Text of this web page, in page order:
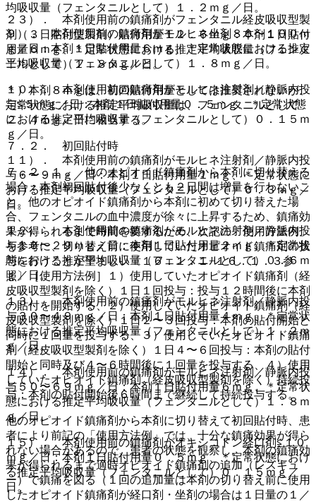
２３）． 本剤使用前の鎮痛剤がフェンタニル経皮吸収型製
剤（３日貼付型製剤）貼付用量１２．６ｍｇ：本剤１日貼付
用量６ｍｇ、＊定常状態における推定平均吸収量（フェンタ
ニルとして）１．８ｍｇ／日。
＊）本剤８ｍｇは、初回貼付用量としては推奨されないが、
定常状態における推定平均吸収量は、フェンタニルとして
２．４ｍｇ／日に相当する。
７．２． 初回貼付時
７．２．１． 他のオピオイド鎮痛剤から本剤に切り替える
場合：本剤初回貼付後少なくとも２日間は増量を行わないこ
と。他のオピオイド鎮痛剤から本剤に初めて切り替えた場
合、フェンタニルの血中濃度が徐々に上昇するため、鎮痛効
果が得られるまで時間を要するため、次記の「使用方法例」
を参考に、切り替え前に使用していたオピオイド鎮痛剤の投
与を行うことが望ましい〔１６．１．１−１６．１．３参
照〕［使用方法例］１）使用していたオピオイド鎮痛剤（経
皮吸収型製剤を除く）１日１回投与：投与１２時間後に本剤
の貼付を開始する、２）使用していたオピオイド鎮痛剤（経
皮吸収型製剤を除く）１日２〜３回投与：本剤の貼付開始と
同時に１回量を投与する、３）使用していたオピオイド鎮痛
剤（経皮吸収型製剤を除く）１日４〜６回投与：本剤の貼付
開始と同時及び４〜６時間後に１回量を投与する、４）使用
していたオピオイド鎮痛剤（経皮吸収型製剤を除く）持続投
与：本剤の貼付開始後６時間まで継続して持続投与する。
他のオピオイド鎮痛剤から本剤に切り替えて初回貼付時、患
者により前記の「使用方法例」では、十分な鎮痛効果が得ら
れない場合があるので、患者の状態を観察し、本剤の鎮痛効
果が得られるまで適時オピオイド鎮痛剤の追加（レスキュ
ー）で鎮痛を図る（１回の追加量は本剤の切り替え前に使用
したオピオイド鎮痛剤が経口剤・坐剤の場合は１日量の１／
均吸収量（フェンタニルとして）１．２ｍｇ／日。
９）． 本剤使用前の鎮痛剤がモルヒネ坐剤８０〜１００ｍ
ｇ／日：本剤１日貼付用量６ｍｇ、＊定常状態における推定
平均吸収量（フェンタニルとして）１．８ｍｇ／日。
１０）． 本剤使用前の鎮痛剤がモルヒネ注射剤／静脈内投
与≦５ｍｇ／日：本剤１日貼付用量０．５ｍｇ、＊定常状態
における推定平均吸収量（フェンタニルとして）０．１５ｍ
ｇ／日。
１１）． 本剤使用前の鎮痛剤がモルヒネ注射剤／静脈内投
与６〜９ｍｇ／日：本剤１日貼付用量１ｍｇ、＊定常状態に
おける推定平均吸収量（フェンタニルとして）０．３ｍｇ／
日。
１２）． 本剤使用前の鎮痛剤がモルヒネ注射剤／静脈内投
与１０〜２９ｍｇ／日：本剤１日貼付用量２ｍｇ、＊定常状
態における推定平均吸収量（フェンタニルとして）０．６ｍ
ｇ／日。
１３）． 本剤使用前の鎮痛剤がモルヒネ注射剤／静脈内投
与３０〜４９ｍｇ／日：本剤１日貼付用量４ｍｇ、＊定常状
態における推定平均吸収量（フェンタニルとして）１．２ｍ
ｇ／日。
１４）． 本剤使用前の鎮痛剤がモルヒネ注射剤／静脈内投
与５０〜６９ｍｇ／日：本剤１日貼付用量６ｍｇ、＊定常状
態における推定平均吸収量（フェンタニルとして）１．８ｍ
ｇ／日。
１５）． 本剤使用前の鎮痛剤がオキシコドン経口剤≦１０
ｍｇ／日：本剤１日貼付用量０．５ｍｇ、＊定常状態におけ
る推定平均吸収量（フェンタニルとして）０．１５ｍｇ／
日。